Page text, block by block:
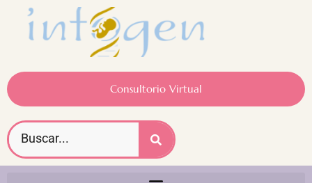
Consultorio Virtual